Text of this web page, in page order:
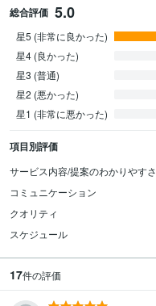
総合評価 5.0
星5 (非常に良かった)
星4 (良かった)
星3 (普通)
星2 (悪かった)
星1 (非常に悪かった)
項目別評価
サービス内容/提案のわかりやすさ
コミュニケーション
クオリティ
スケジュール
17件の評価